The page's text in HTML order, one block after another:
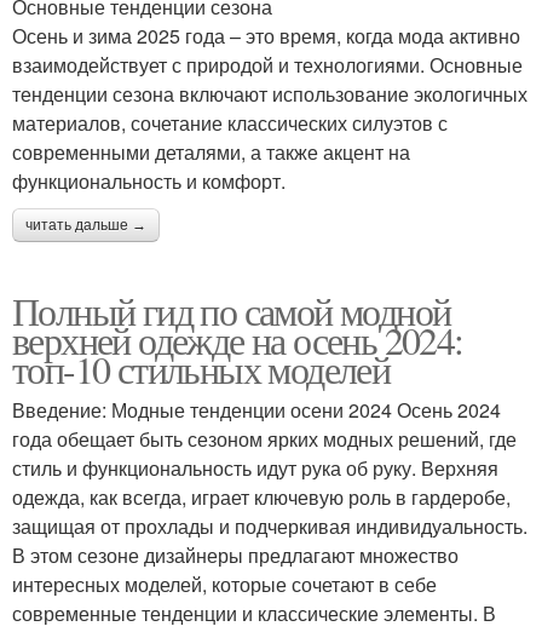
Основные тенденции сезона
Осень и зима 2025 года – это время, когда мода активно
взаимодействует с природой и технологиями. Основные
тенденции сезона включают использование экологичных
материалов, сочетание классических силуэтов с
современными деталями, а также акцент на
функциональность и комфорт.
читать дальше →
Полный гид по самой модной
верхней одежде на осень 2024:
топ-10 стильных моделей
Введение: Модные тенденции осени 2024 Осень 2024
года обещает быть сезоном ярких модных решений, где
стиль и функциональность идут рука об руку. Верхняя
одежда, как всегда, играет ключевую роль в гардеробе,
защищая от прохлады и подчеркивая индивидуальность.
В этом сезоне дизайнеры предлагают множество
интересных моделей, которые сочетают в себе
современные тенденции и классические элементы. В